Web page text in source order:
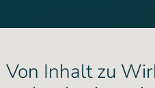
Von Inhalt zu